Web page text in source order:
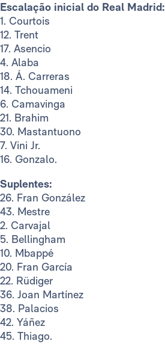
Escalação inicial do Real Madrid:
1. Courtois
12. Trent
17. Asencio
4. Alaba
18. Á. Carreras
14. Tchouameni
6. Camavinga
21. Brahim
30. Mastantuono
7. Vini Jr.
16. Gonzalo.
Suplentes:
26. Fran González
43. Mestre
2. Carvajal
5. Bellingham
10. Mbappé
20. Fran García
22. Rüdiger
36. Joan Martínez
38. Palacios
42. Yáñez
45. Thiago.